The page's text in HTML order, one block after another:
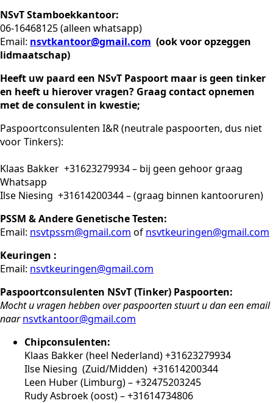
NSvT Stamboekkantoor:
06-16468125 (alleen whatsapp)
Email: nsvtkantoor@gmail.com (ook voor opzeggen
lidmaatschap)
Heeft uw paard een NSvT Paspoort maar is geen tinker
en heeft u hierover vragen? Graag contact opnemen
met de consulent in kwestie;
Paspoortconsulenten I&R (neutrale paspoorten, dus niet
voor Tinkers):
Klaas Bakker +31623279934 – bij geen gehoor graag
Whatsapp
Ilse Niesing +31614200344 – (graag binnen kantooruren)
PSSM & Andere Genetische Testen:
Email: nsvtpssm@gmail.com of nsvtkeuringen@gmail.com
Keuringen :
Email: nsvtkeuringen@gmail.com
Paspoortconsulenten NSvT (Tinker) Paspoorten:
Mocht u vragen hebben over paspoorten stuurt u dan een email
naarnsvtkantoor@gmail.com
Chipconsulenten:
Klaas Bakker (heel Nederland) +31623279934
Ilse Niesing (Zuid/Midden) +31614200344
Leen Huber (Limburg) – +32475203245
Rudy Asbroek (oost) – +31614734806